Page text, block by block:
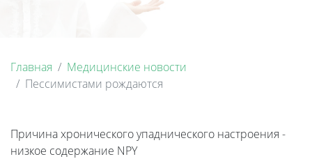
Главная
Медицинские новости
Пессимистами рождаются
Причина хронического упаднического настроения -
низкое содержание NPY